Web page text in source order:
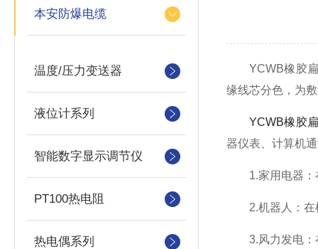
本安防爆电缆
温度/压力变送器
液位计系列
智能数字显示调节仪
PT100热电阻
热电偶系列
YCWB橡胶扁
缘线芯分色，为
YCWB橡胶
器仪表、计算机
1.家用电器：在
2.机器人：在机
3.风力发电：在